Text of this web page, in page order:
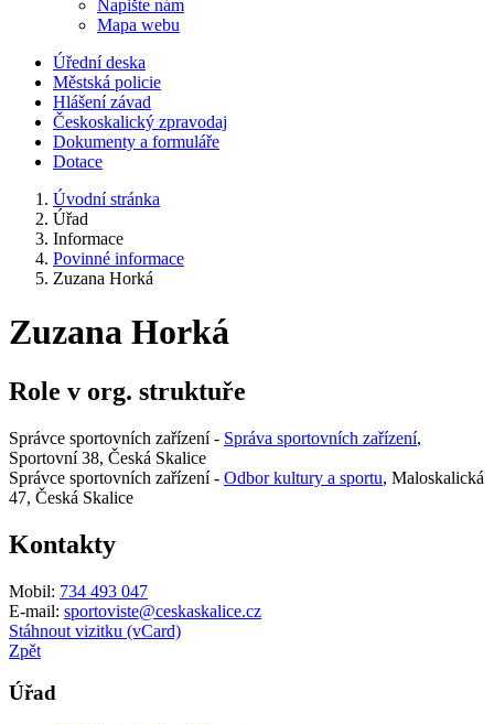
Napište nám
Mapa webu
Úřední deska
Městská policie
Hlášení závad
Českoskalický zpravodaj
Dokumenty a formuláře
Dotace
Úvodní stránka
Úřad
Informace
Povinné informace
Zuzana Horká
Zuzana Horká
Role v org. struktuře
Správce sportovních zařízení - Správa sportovních zařízení,
Sportovní 38, Česká Skalice
Správce sportovních zařízení - Odbor kultury a sportu, Maloskalická
47, Česká Skalice
Kontakty
Mobil: 734 493 047
E-mail: sportoviste@ceskaskalice.cz
Stáhnout vizitku (vCard)
Zpět
Úřad